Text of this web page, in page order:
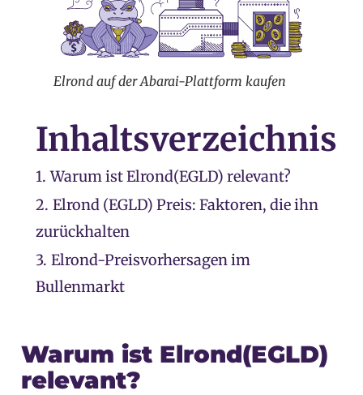
Elrond auf der Abarai-Plattform kaufen
Inhaltsverzeichnis
1. Warum ist Elrond(EGLD) relevant?
2. Elrond (EGLD) Preis: Faktoren, die ihn
zurückhalten
3. Elrond-Preisvorhersagen im
Bullenmarkt
Warum ist Elrond(EGLD)
relevant?